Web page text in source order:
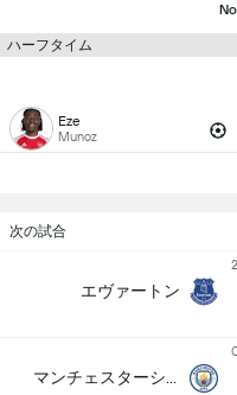
ハーフタイム
Eze
Munoz
次の試合
エヴァートン